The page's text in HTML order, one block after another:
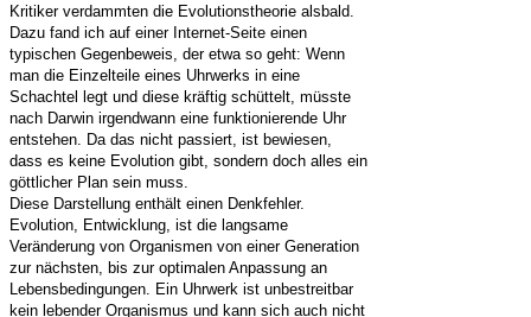
Kritiker verdammten die Evolutionstheorie alsbald.
Dazu fand ich auf einer Internet-Seite einen
typischen Gegenbeweis, der etwa so geht: Wenn
man die Einzelteile eines Uhrwerks in eine
Schachtel legt und diese kräftig schüttelt, müsste
nach Darwin irgendwann eine funktionierende Uhr
entstehen. Da das nicht passiert, ist bewiesen,
dass es keine Evolution gibt, sondern doch alles ein
göttlicher Plan sein muss.
Diese Darstellung enthält einen Denkfehler.
Evolution, Entwicklung, ist die langsame
Veränderung von Organismen von einer Generation
zur nächsten, bis zur optimalen Anpassung an
Lebensbedingungen. Ein Uhrwerk ist unbestreitbar
kein lebender Organismus und kann sich auch nicht